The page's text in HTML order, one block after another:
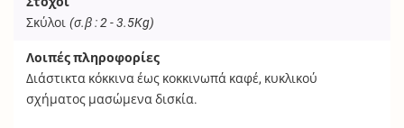
Σκύλοι (σ.β : 2 - 3.5Kg)
Λοιπές πληροφορίες
Διάστικτα κόκκινα έως κοκκινωπά καφέ, κυκλικού
σχήματος μασώμενα δισκία.